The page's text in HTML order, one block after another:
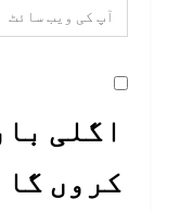
اگلی
کروں گا